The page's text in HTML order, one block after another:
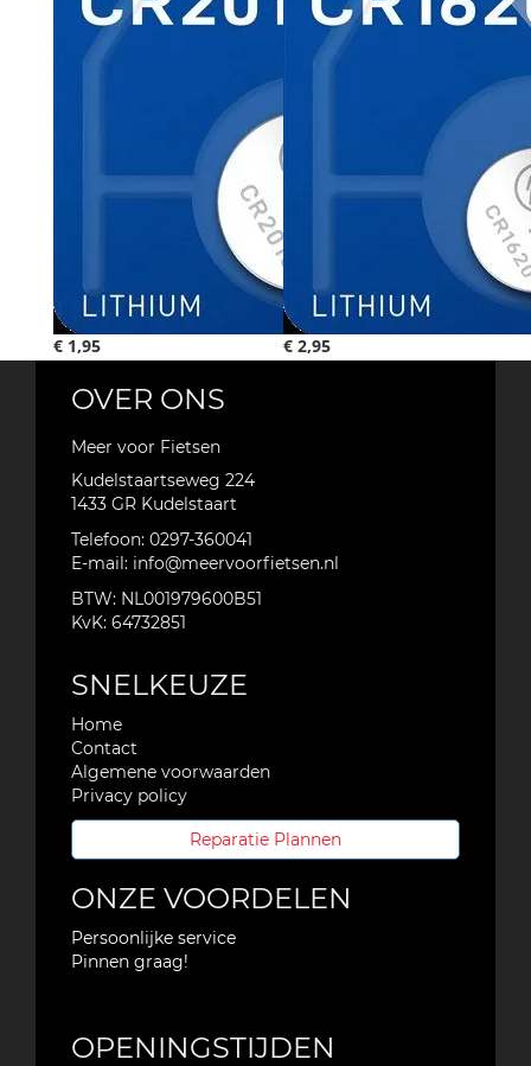
€ 1,95 € 2,95
OVER ONS
Meer voor Fietsen
Kudelstaartseweg 224
1433 GR Kudelstaart
Telefoon: 0297-360041
E-mail: info@meervoorfietsen.nl
BTW: NL001979600B51
KvK: 64732851
SNELKEUZE
Home
Contact
Algemene voorwaarden
Privacy policy
Reparatie Plannen
ONZE VOORDELEN
Persoonlijke service
Pinnen graag!
OPENINGSTIJDEN